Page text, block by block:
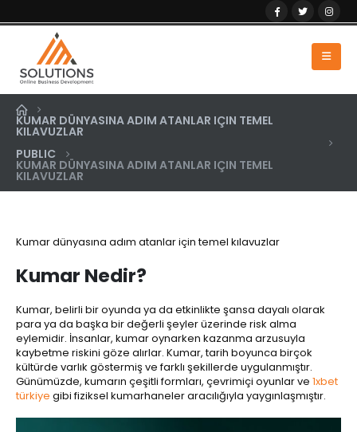
KUMAR DÜNYASINA ADIM ATANLAR IÇIN TEMEL
KILAVUZLAR
PUBLIC
KUMAR DÜNYASINA ADIM ATANLAR IÇIN TEMEL
KILAVUZLAR
Kumar dünyasına adım atanlar için temel kılavuzlar
Kumar Nedir?
Kumar, belirli bir oyunda ya da etkinlikte şansa dayalı olarak
para ya da başka bir değerli şeyler üzerinde risk alma
eylemidir. İnsanlar, kumar oynarken kazanma arzusuyla
kaybetme riskini göze alırlar. Kumar, tarih boyunca birçok
kültürde varlık göstermiş ve farklı şekillerde uygulanmıştır.
Günümüzde, kumarın çeşitli formları, çevrimiçi oyunlar ve 1xbet
türkiye gibi fiziksel kumarhaneler aracılığıyla yaygınlaşmıştır.